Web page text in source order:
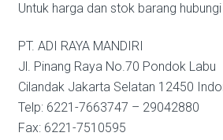
Untuk harga dan stok barang
PT. ADI RAYA MANDIRI
Jl. Pinang Raya No.70 Pondok Labu
Cilandak Jakarta Selatan 12450
Telp: 6221-7663747 – 29042880
Fax: 6221-7510595